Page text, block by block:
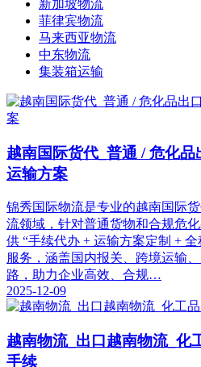
新加坡物流
菲律宾物流
马来西亚物流
中东物流
集装箱运输
越南国际货代_普通 / 危化
运输方案
锦秀国际物流是专业的越南国际
流领域，针对普通货物和合规危
供 “手续代办 + 运输方案定制 +
服务，涵盖国内报关、跨境运输
路，助力企业高效、合规…
2025-12-09
越南物流_出口越南物流_化
手续